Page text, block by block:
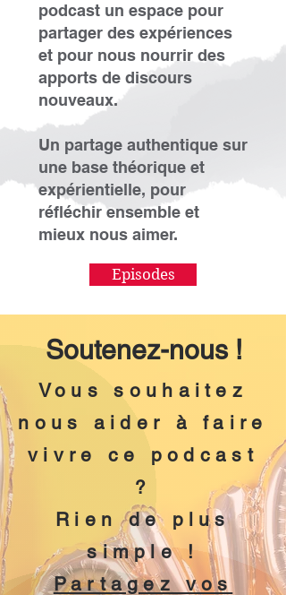
podcast un espace pour
partager des expériences
et pour nous nourrir des
apports de discours
nouveaux.
Un partage authentique sur
une base théorique et
expérientielle, pour
réfléchir ensemble et
mieux nous aimer.
Episodes
Soutenez-nous !
Vous souhaitez
nous aider à faire
vivre ce podcast
?
Rien de plus
simple !
Partagez vos